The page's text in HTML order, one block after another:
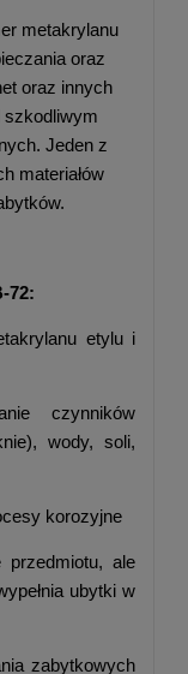
metakrylanu
oraz
oraz innych
szkodliwym
Jeden z
materiałów
72:
etylu i
czynników
wody, soli,
korozyjne
przedmiotu, ale
ubytki w
zabytkowych